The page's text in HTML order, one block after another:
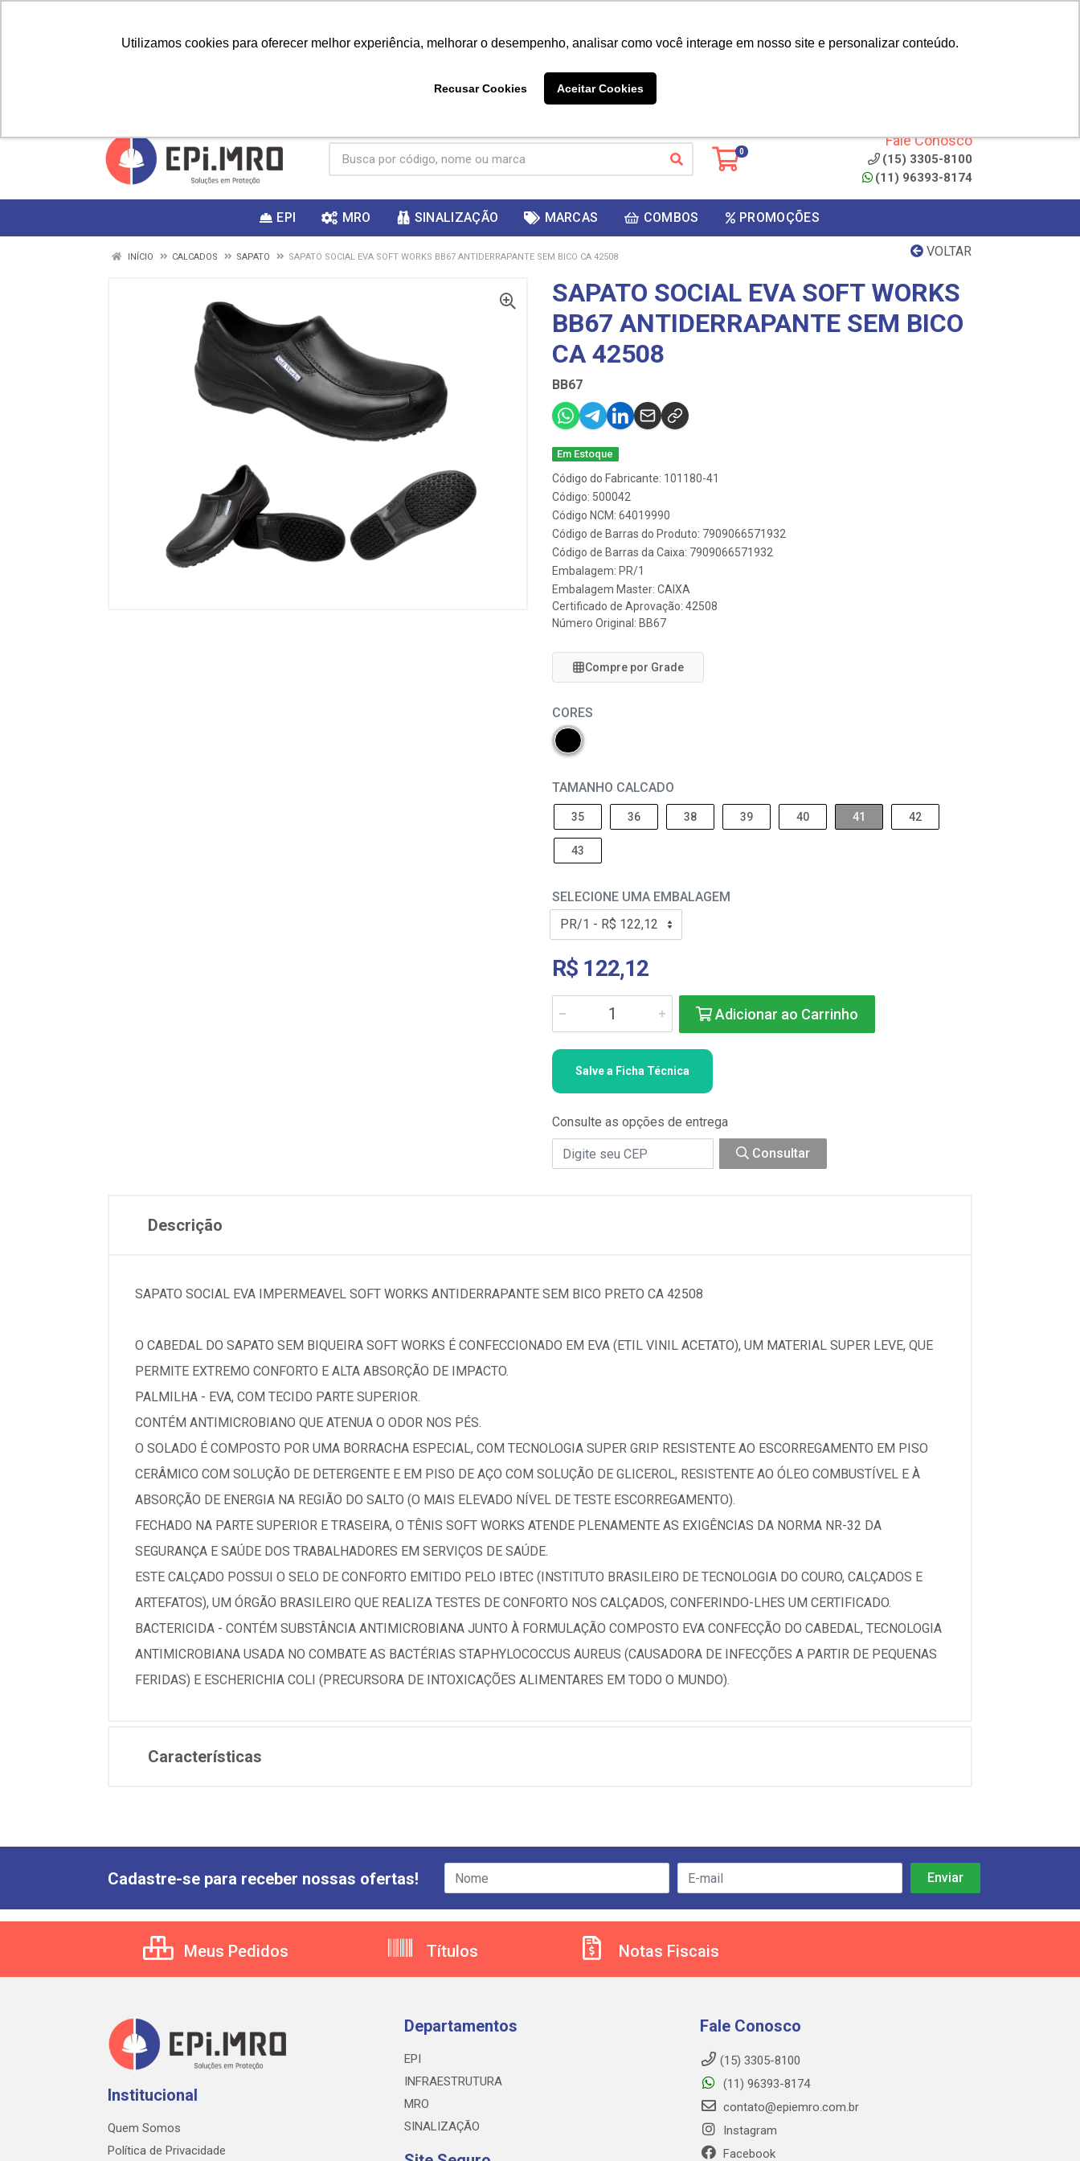
Utilizamos cookies para oferecer melhor experiência, melhorar o desempenho, analisar como você interage em nosso site e personalizar conteúdo.
Recusar Cookies Aceitar Cookies
ganhar
0
Fale Conosco
(15) 3305-8100
(11) 96393-8174
EPI MRO SINALIZAÇÃO MARCAS COMBOS PROMOÇÕES
VOLTAR
INÍCIO CALCADOS SAPATO SAPATO SOCIAL EVA SOFT WORKS BB67 ANTIDERRAPANTE SEM BICO CA 42508
SAPATO SOCIAL EVA SOFT WORKS
BB67 ANTIDERRAPANTE SEM BICO
CA 42508
BB67
Em Estoque
Código do Fabricante: 101180-41
Código: 500042
Código NCM: 64019990
Código de Barras do Produto: 7909066571932
Código de Barras da Caixa: 7909066571932
Embalagem: PR/1
Embalagem Master: CAIXA
Certificado de Aprovação: 42508
Número Original: BB67
Compre por Grade
CORES
TAMANHO CALCADO
35 36 38 39 40 41 42
43
SELECIONE UMA EMBALAGEM
R$ 122,12
Adicionar ao Carrinho
Salve a Ficha Técnica
Consulte as opções de entrega
Consultar
Descrição
SAPATO SOCIAL EVA IMPERMEAVEL SOFT WORKS ANTIDERRAPANTE SEM BICO PRETO CA 42508
O CABEDAL DO SAPATO SEM BIQUEIRA SOFT WORKS É CONFECCIONADO EM EVA (ETIL VINIL ACETATO), UM MATERIAL SUPER LEVE, QUE
PERMITE EXTREMO CONFORTO E ALTA ABSORÇÃO DE IMPACTO.
PALMILHA - EVA, COM TECIDO PARTE SUPERIOR.
CONTÉM ANTIMICROBIANO QUE ATENUA O ODOR NOS PÉS.
O SOLADO É COMPOSTO POR UMA BORRACHA ESPECIAL, COM TECNOLOGIA SUPER GRIP RESISTENTE AO ESCORREGAMENTO EM PISO
CERÂMICO COM SOLUÇÃO DE DETERGENTE E EM PISO DE AÇO COM SOLUÇÃO DE GLICEROL, RESISTENTE AO ÓLEO COMBUSTÍVEL E À
ABSORÇÃO DE ENERGIA NA REGIÃO DO SALTO (O MAIS ELEVADO NÍVEL DE TESTE ESCORREGAMENTO).
FECHADO NA PARTE SUPERIOR E TRASEIRA, O TÊNIS SOFT WORKS ATENDE PLENAMENTE AS EXIGÊNCIAS DA NORMA NR-32 DA
SEGURANÇA E SAÚDE DOS TRABALHADORES EM SERVIÇOS DE SAÚDE.
ESTE CALÇADO POSSUI O SELO DE CONFORTO EMITIDO PELO IBTEC (INSTITUTO BRASILEIRO DE TECNOLOGIA DO COURO, CALÇADOS E
ARTEFATOS), UM ÓRGÃO BRASILEIRO QUE REALIZA TESTES DE CONFORTO NOS CALÇADOS, CONFERINDO-LHES UM CERTIFICADO.
BACTERICIDA - CONTÉM SUBSTÂNCIA ANTIMICROBIANA JUNTO À FORMULAÇÃO COMPOSTO EVA CONFECÇÃO DO CABEDAL, TECNOLOGIA
ANTIMICROBIANA USADA NO COMBATE AS BACTÉRIAS STAPHYLOCOCCUS AUREUS (CAUSADORA DE INFECÇÕES A PARTIR DE PEQUENAS
FERIDAS) E ESCHERICHIA COLI (PRECURSORA DE INTOXICAÇÕES ALIMENTARES EM TODO O MUNDO).
Características
Cadastre-se para receber nossas ofertas!
Meus Pedidos Títulos Notas Fiscais
Institucional
Quem Somos
Política de Privacidade
Departamentos
EPI
INFRAESTRUTURA
MRO
SINALIZAÇÃO
Fale Conosco
(15) 3305-8100
(11) 96393-8174
contato@epiemro.com.br
Instagram
Facebook